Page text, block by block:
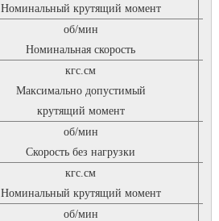
Номинальный крутящий момент
об/мин
Номинальная скорость
кгс.см
Максимально допустимый
крутящий момент
об/мин
Скорость без нагрузки
кгс.см
Номинальный крутящий момент
об/мин